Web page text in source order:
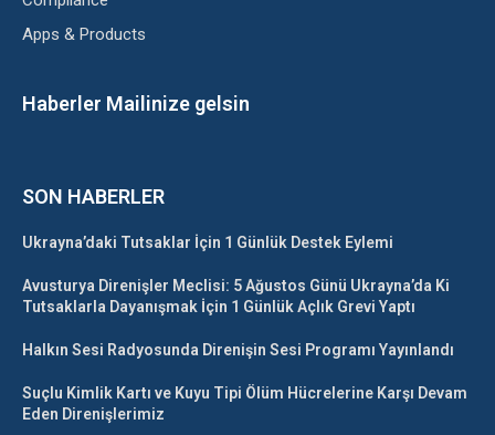
Apps & Products
Haberler Mailinize gelsin
SON HABERLER
Ukrayna’daki Tutsaklar İçin 1 Günlük Destek Eylemi
Avusturya Direnişler Meclisi: 5 Ağustos Günü Ukrayna’da Ki
Tutsaklarla Dayanışmak İçin 1 Günlük Açlık Grevi Yaptı
Halkın Sesi Radyosunda Direnişin Sesi Programı Yayınlandı
Suçlu Kimlik Kartı ve Kuyu Tipi Ölüm Hücrelerine Karşı Devam
Eden Direnişlerimiz